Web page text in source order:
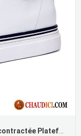
Chaussures Mocassins Femme Cuir Décontractée Plateforme Femme Blanc Chaussures De Skate